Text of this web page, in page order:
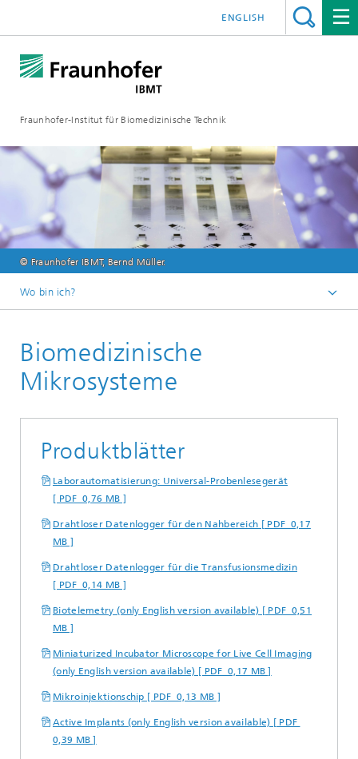
Fraunhofer-Institut für Biomedizinische Technik
ENGLISH
© Fraunhofer IBMT, Bernd Müller.
Wo bin ich?
Kernkompetenzen
Biomedizintechnik
Biomedizinische Mikrosysteme
Biomedizinische
Mikrosysteme
Produktblätter
Laborautomatisierung: Universal-Probenlesegerät
[ PDF 0,76 MB ]
Drahtloser Datenlogger für den Nahbereich [ PDF 0,17
MB ]
Drahtloser Datenlogger für die Transfusionsmedizin
[ PDF 0,14 MB ]
Biotelemetry (only English version available) [ PDF 0,51
MB ]
Miniaturized Incubator Microscope for Live Cell Imaging
(only English version available) [ PDF 0,17 MB ]
Mikroinjektionschip [ PDF 0,13 MB ]
Active Implants (only English version available) [ PDF
0,39 MB ]